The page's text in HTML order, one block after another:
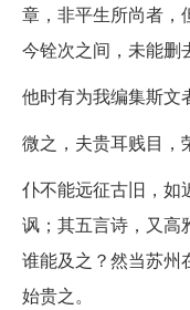
章，非平生所尚者，
今铨次之间，未能删
他时有为我编集斯文
微之，夫贵耳贱目，
仆不能远征古旧，如
讽；其五言诗，又高
谁能及之？然当苏州
始贵之。